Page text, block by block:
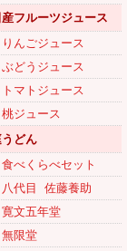
フルーツジュース
んごジュース
どうジュース
マトジュース
ジュース
どん
べくらべセット
代目 佐藤養助
文五年堂
限堂